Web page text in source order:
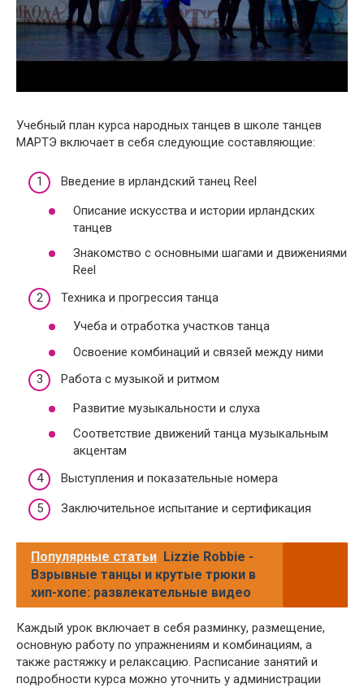
Учебный план курса народных танцев в школе танцев
МАРТЭ включает в себя следующие составляющие:
Введение в ирландский танец Reel
Описание искусства и истории ирландских
танцев
Знакомство с основными шагами и движениями
Reel
Техника и прогрессия танца
Учеба и отработка участков танца
Освоение комбинаций и связей между ними
Работа с музыкой и ритмом
Развитие музыкальности и слуха
Соответствие движений танца музыкальным
акцентам
Выступления и показательные номера
Заключительное испытание и сертификация
Популярные статьи Lizzie Robbie -
Взрывные танцы и крутые трюки в
хип-хопе: развлекательные видео
Каждый урок включает в себя разминку, размещение,
основную работу по упражнениям и комбинациям, а
также растяжку и релаксацию. Расписание занятий и
подробности курса можно уточнить у администрации